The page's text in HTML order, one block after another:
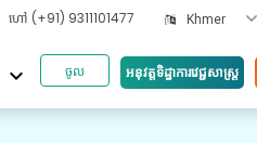
ហៅ (+91) 9311101477 Khmer
keyboard_arrow_down ចូល អនុវត្តទិដ្ឋាការវេជ្ជសាស្រ្ត